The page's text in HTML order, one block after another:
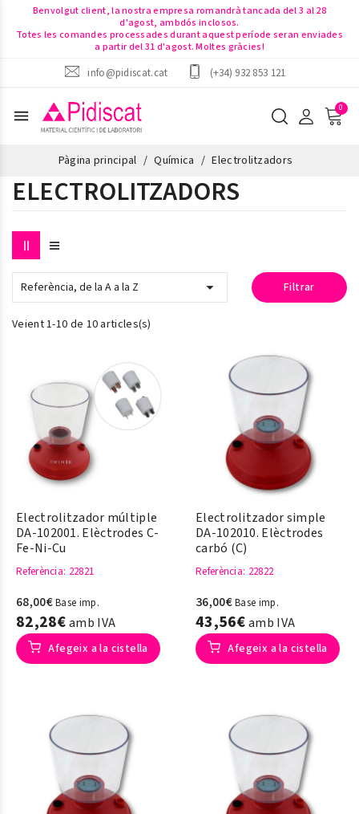
Benvolgut client, la nostra empresa romandrà tancada del 3 al 28
d'agost, ambdós inclosos.
Totes les comandes processades durant aquest període seran enviades
a partir del 31 d'agost. Moltes gràcies!
info@pidiscat.cat
(+34) 932 853 121
menu
Pàgina principal Química Electrolitzadors
ELECTROLITZADORS
Referència, de la A a la Z  Filtrar
Veient 1-10 de 10 articles(s)
Electrolitzador múltiple
DA-102001. Elèctrodes C-
Fe-Ni-Cu
Referència: 22821
68,00€Base imp.
82,28€amb IVA
Afegeix a la cistella
Electrolitzador simple
DA-102010. Elèctrodes
carbó (C)
Referència: 22822
36,00€Base imp.
43,56€amb IVA
Afegeix a la cistella